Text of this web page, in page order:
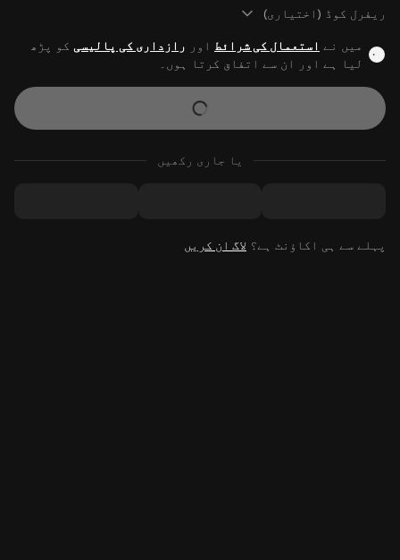
ریفرل کوڈ (اختیاری)
میں نے استعمال کی شرائط اور رازداری کی پالیسی کو پڑھ
لیا ہے اور ان سے اتفاق کرتا ہوں۔
یا جاری رکھیں
پہلے سے ہی اکاؤنٹ ہے؟ لاگ ان کریں